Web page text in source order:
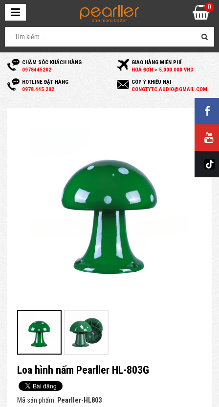
CHĂM SÓC KHÁCH HÀNG
0978445202
GIAO HÀNG MIỄN PHÍ
HOÁ ĐƠN > 5.000.000 VND
HOTLINE ĐẶT HÀNG
0978.445.202
GÓP Ý KHIẾU NẠI
CONGTYTC.AUDIO@GMAIL.COM
0
Loa hình nấm Pearller HL-803G
Mã sản phẩm: Pearller-HL803